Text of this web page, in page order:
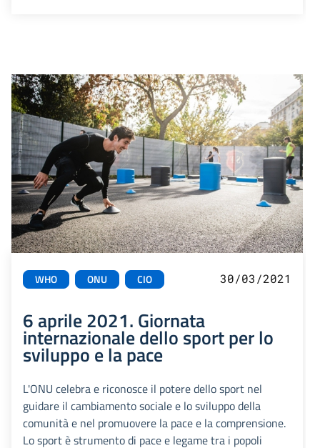
WHO ONU CIO 30/03/2021
6 aprile 2021. Giornata
internazionale dello sport per lo
sviluppo e la pace
L'ONU celebra e riconosce il potere dello sport nel
guidare il cambiamento sociale e lo sviluppo della
comunità e nel promuovere la pace e la comprensione.
Lo sport è strumento di pace e legame tra i popoli